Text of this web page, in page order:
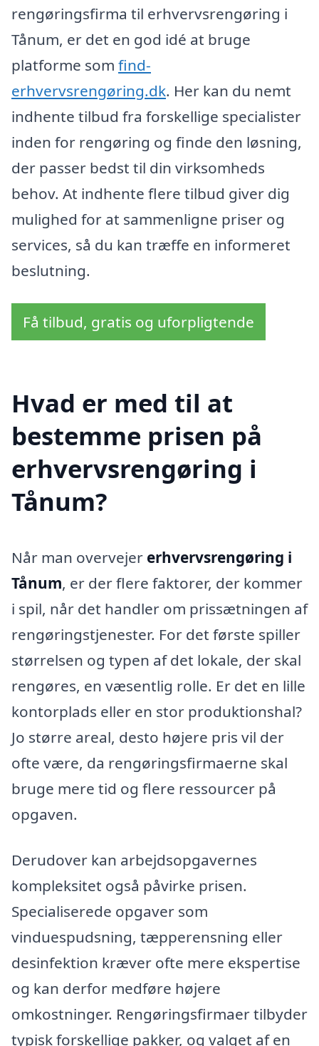
rengøringsfirma til erhvervsrengøring i
Tånum, er det en god idé at bruge
platforme som find-
erhvervsrengøring.dk. Her kan du nemt
indhente tilbud fra forskellige specialister
inden for rengøring og finde den løsning,
der passer bedst til din virksomheds
behov. At indhente flere tilbud giver dig
mulighed for at sammenligne priser og
services, så du kan træffe en informeret
beslutning.
Få tilbud, gratis og uforpligtende
Hvad er med til at
bestemme prisen på
erhvervsrengøring i
Tånum?
Når man overvejer erhvervsrengøring i
Tånum, er der flere faktorer, der kommer
i spil, når det handler om prissætningen af
rengøringstjenester. For det første spiller
størrelsen og typen af det lokale, der skal
rengøres, en væsentlig rolle. Er det en lille
kontorplads eller en stor produktionshal?
Jo større areal, desto højere pris vil der
ofte være, da rengøringsfirmaerne skal
bruge mere tid og flere ressourcer på
opgaven.
Derudover kan arbejdsopgavernes
kompleksitet også påvirke prisen.
Specialiserede opgaver som
vinduespudsning, tæpperensning eller
desinfektion kræver ofte mere ekspertise
og kan derfor medføre højere
omkostninger. Rengøringsfirmaer tilbyder
typisk forskellige pakker, og valget af en